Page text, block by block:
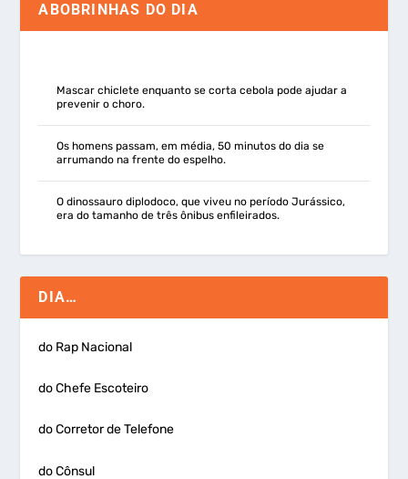
ABOBRINHAS DO DIA
Mascar chiclete enquanto se corta cebola pode ajudar a
prevenir o choro.
Os homens passam, em média, 50 minutos do dia se
arrumando na frente do espelho.
O dinossauro diplodoco, que viveu no período Jurássico,
era do tamanho de três ônibus enfileirados.
DIA…
do Rap Nacional
do Chefe Escoteiro
do Corretor de Telefone
do Cônsul